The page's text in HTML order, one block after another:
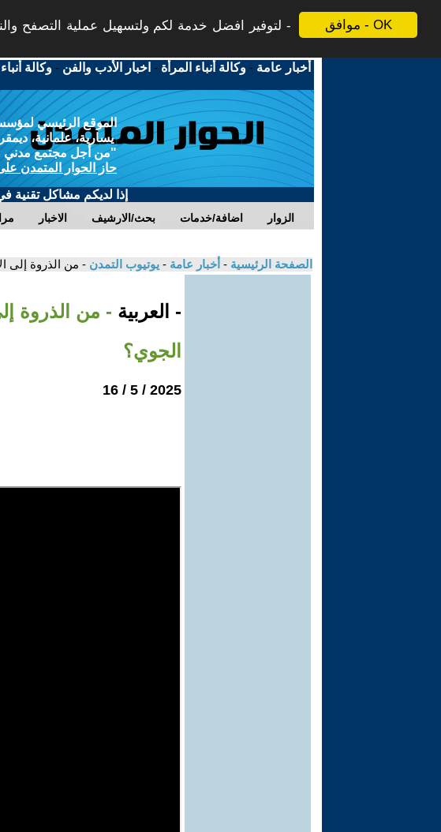
موافق - OK
لتوفير افضل خدمة لكم ولتسهيل عملية التصفح
أخبار عامة -وكالة أنباء المرأة - اخبار الأدب والفن -وكالة
الموقع الرئيسي
يسارية، علمانية،
"من أجل مجتمع مدني
حاز الحوار المتمدن
إذا لديكم مشاكل تقنية
الاخبار بحث/الارشيف اضافة/خدمات الزوار
الصفحة الرئيسية - أخبار عامة - يوتيوب التمدن - من الذروة إلى
- العربية - من الذروة
الجوي؟
2025 / 5 / 16